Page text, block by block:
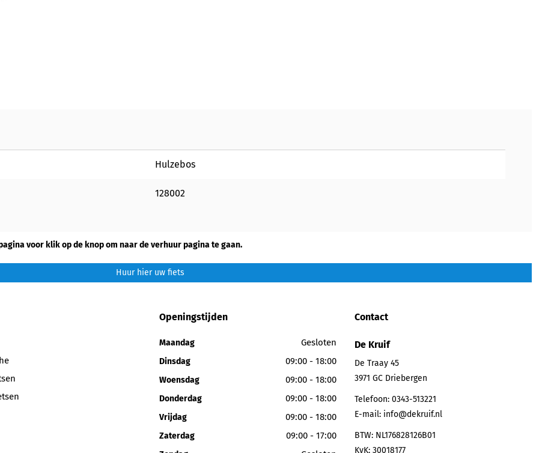
Hulzebos
128002
voor klik op de knop om naar de verhuur pagina te gaan.
Huur hier uw fiets
Openingstijden
Maandag Gesloten
Dinsdag 09:00 - 18:00
Woensdag 09:00 - 18:00
Donderdag 09:00 - 18:00
Vrijdag 09:00 - 18:00
Zaterdag 09:00 - 17:00
Contact
De Kruif
De Traay 45
3971 GC Driebergen
Telefoon: 0343-513221
E-mail: info@dekruif.nl
BTW: NL176828126B01
KvK: 30018177